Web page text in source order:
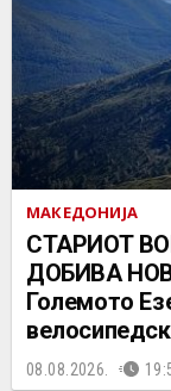
МАКЕДОНИЈА
СТАРИОТ
ДОБИВА НОВ
Големото
08.08.2026.